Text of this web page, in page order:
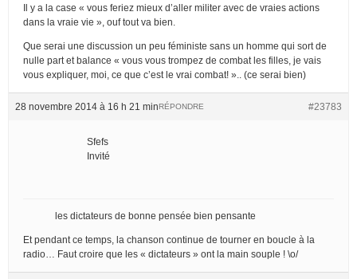
Il y a la case « vous feriez mieux d’aller militer avec de vraies actions
dans la vraie vie », ouf tout va bien.
Que serai une discussion un peu féministe sans un homme qui sort de
nulle part et balance « vous vous trompez de combat les filles, je vais
vous expliquer, moi, ce que c’est le vrai combat! ».. (ce serai bien)
28 novembre 2014 à 16 h 21 min #23783
RÉPONDRE
Sfefs
Invité
les dictateurs de bonne pensée bien pensante
Et pendant ce temps, la chanson continue de tourner en boucle à la
radio… Faut croire que les « dictateurs » ont la main souple ! \o/